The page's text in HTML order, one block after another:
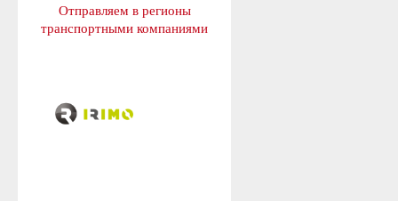
Отправляем в регионы
транспортными компаниями